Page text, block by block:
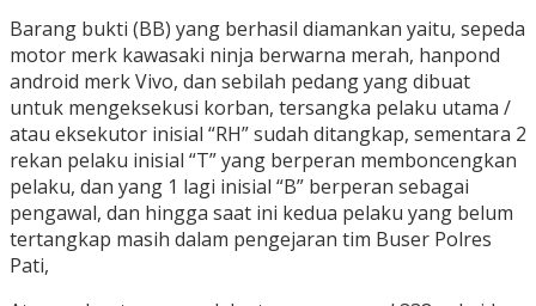
Barang bukti (BB) yang berhasil diamankan yaitu, sepeda
motor merk kawasaki ninja berwarna merah, hanpond
android merk Vivo, dan sebilah pedang yang dibuat
untuk mengeksekusi korban, tersangka pelaku utama /
atau eksekutor inisial “RH” sudah ditangkap, sementara 2
rekan pelaku inisial “T” yang berperan memboncengkan
pelaku, dan yang 1 lagi inisial “B” berperan sebagai
pengawal, dan hingga saat ini kedua pelaku yang belum
tertangkap masih dalam pengejaran tim Buser Polres
Pati,